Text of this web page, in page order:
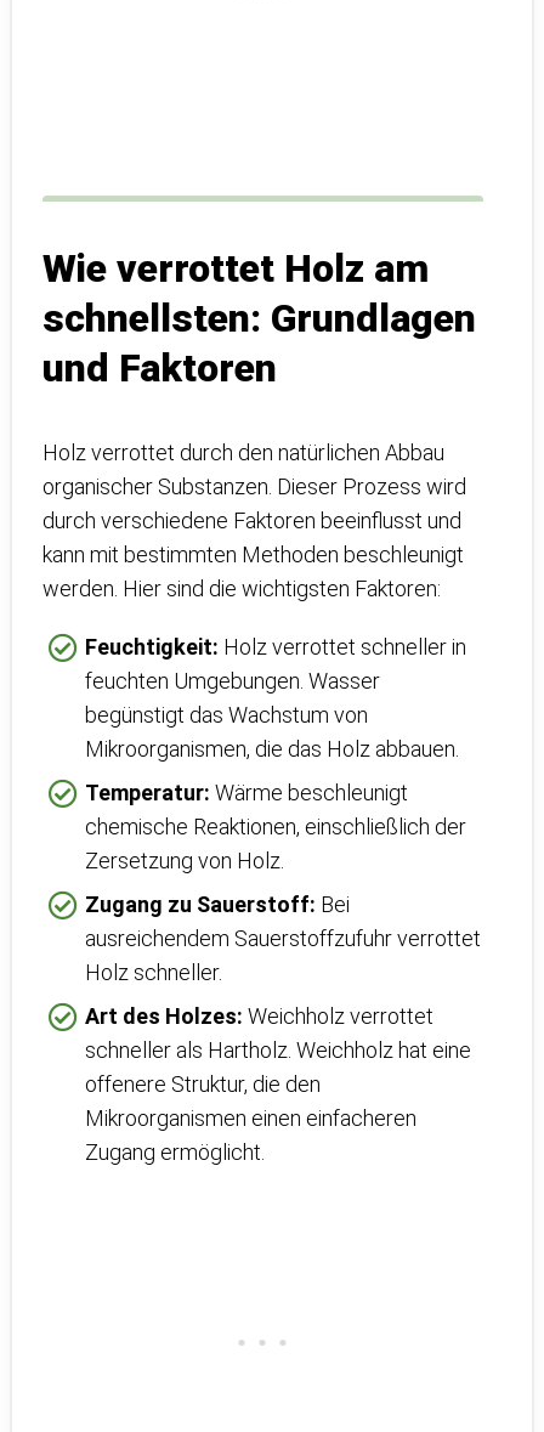
Wie verrottet Holz am
schnellsten: Grundlagen
und Faktoren
Holz verrottet durch den natürlichen Abbau
organischer Substanzen. Dieser Prozess wird
durch verschiedene Faktoren beeinflusst und
kann mit bestimmten Methoden beschleunigt
werden. Hier sind die wichtigsten Faktoren:
Feuchtigkeit: Holz verrottet schneller in
feuchten Umgebungen. Wasser
begünstigt das Wachstum von
Mikroorganismen, die das Holz abbauen.
Temperatur: Wärme beschleunigt
chemische Reaktionen, einschließlich der
Zersetzung von Holz.
Zugang zu Sauerstoff: Bei
ausreichendem Sauerstoffzufuhr verrottet
Holz schneller.
Art des Holzes: Weichholz verrottet
schneller als Hartholz. Weichholz hat eine
offenere Struktur, die den
Mikroorganismen einen einfacheren
Zugang ermöglicht.